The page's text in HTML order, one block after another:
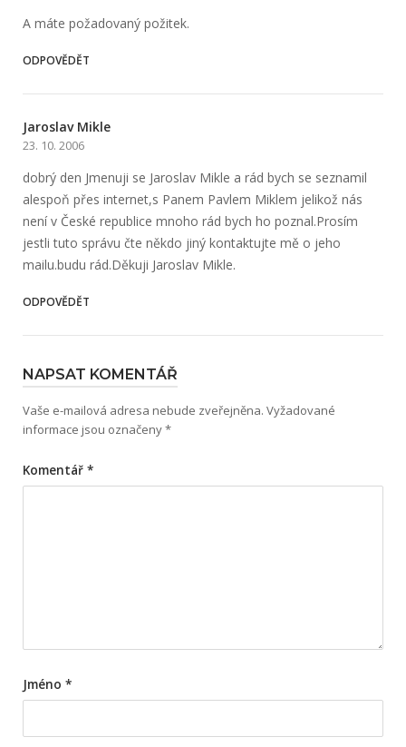
A máte požadovaný požitek.
ODPOVĚDĚT
Jaroslav Mikle
23. 10. 2006
dobrý den Jmenuji se Jaroslav Mikle a rád bych se seznamil
alespoň přes internet,s Panem Pavlem Miklem jelikož nás
není v České republice mnoho rád bych ho poznal.Prosím
jestli tuto správu čte někdo jiný kontaktujte mě o jeho
mailu.budu rád.Děkuji Jaroslav Mikle.
ODPOVĚDĚT
NAPSAT KOMENTÁŘ
Vaše e-mailová adresa nebude zveřejněna. Vyžadované
informace jsou označeny*
Komentář *
Jméno *